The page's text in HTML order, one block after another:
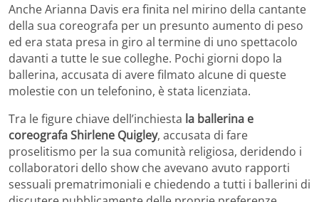
Anche Arianna Davis era finita nel mirino della cantante
della sua coreografa per un presunto aumento di peso
ed era stata presa in giro al termine di uno spettacolo
davanti a tutte le sue colleghe. Pochi giorni dopo la
ballerina, accusata di avere filmato alcune di queste
molestie con un telefonino, è stata licenziata.
Tra le figure chiave dell’inchiesta la ballerina e
coreografa Shirlene Quigley, accusata di fare
proselitismo per la sua comunità religiosa, deridendo i
collaboratori dello show che avevano avuto rapporti
sessuali prematrimoniali e chiedendo a tutti i ballerini di